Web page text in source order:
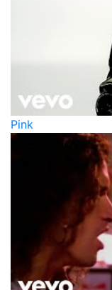
Pink